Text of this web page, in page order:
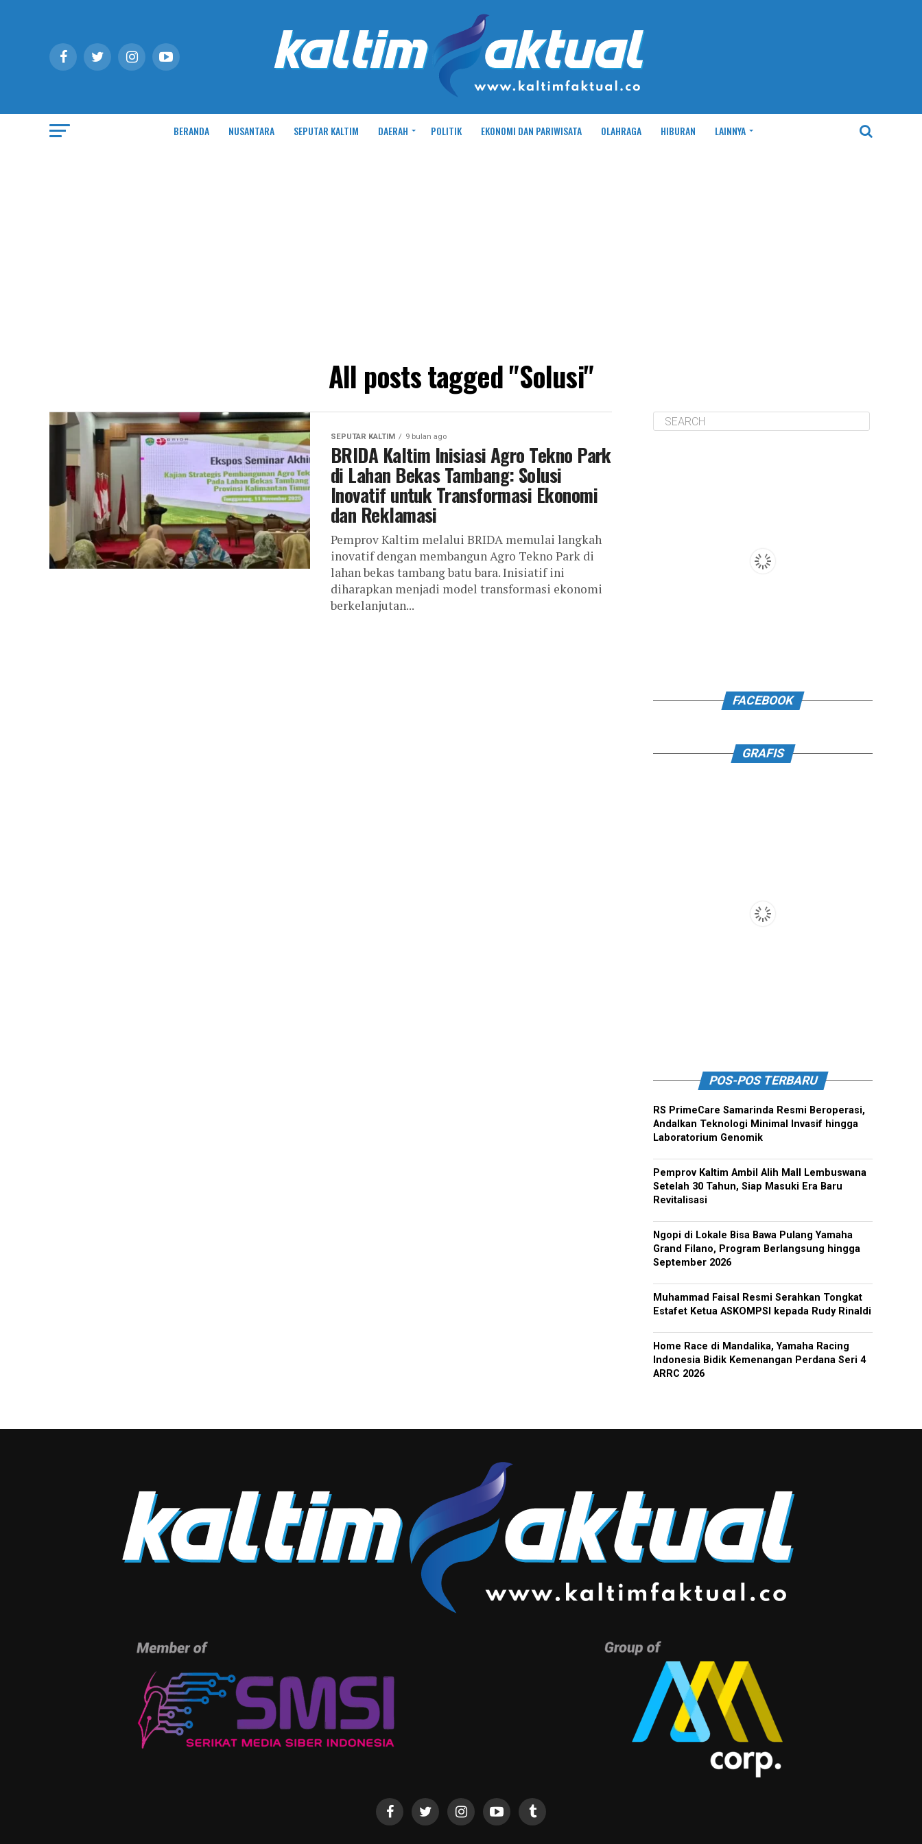
BERANDA NUSANTARA SEPUTAR KALTIM DAERAH POLITIK EKONOMI DAN PARIWISATA OLAHRAGA HIBURAN LAINNYA
All posts tagged "Solusi"
SEPUTAR KALTIM 9 bulan ago
BRIDA Kaltim Inisiasi Agro Tekno Park
di Lahan Bekas Tambang: Solusi
Inovatif untuk Transformasi Ekonomi
dan Reklamasi
Pemprov Kaltim melalui BRIDA memulai langkah
inovatif dengan membangun Agro Tekno Park di
lahan bekas tambang batu bara. Inisiatif ini
diharapkan menjadi model transformasi ekonomi
berkelanjutan...
FACEBOOK
GRAFIS
POS-POS TERBARU
RS PrimeCare Samarinda Resmi Beroperasi,
Andalkan Teknologi Minimal Invasif hingga
Laboratorium Genomik
Pemprov Kaltim Ambil Alih Mall Lembuswana
Setelah 30 Tahun, Siap Masuki Era Baru
Revitalisasi
Ngopi di Lokale Bisa Bawa Pulang Yamaha
Grand Filano, Program Berlangsung hingga
September 2026
Muhammad Faisal Resmi Serahkan Tongkat
Estafet Ketua ASKOMPSI kepada Rudy Rinaldi
Home Race di Mandalika, Yamaha Racing
Indonesia Bidik Kemenangan Perdana Seri 4
ARRC 2026